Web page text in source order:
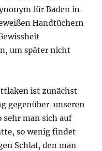
für Baden in
Handtüchern
um später nicht
ist zunächst
gegenüber unseren
sehr man sich auf
so wenig findet
Schlaf, den man